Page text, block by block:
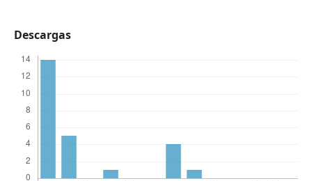
Descargas